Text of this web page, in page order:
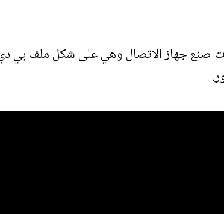
صنع جهاز الاتصالوهي على شكل ملف بي دي